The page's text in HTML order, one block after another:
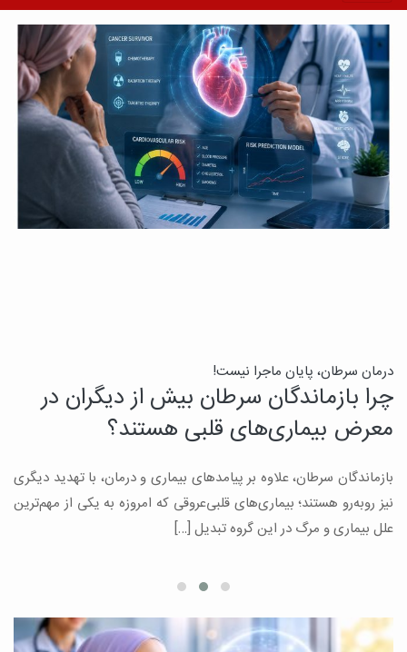
درمان سرطان، پایان ماجرا نیست!
چرا بازماندگان سرطان بیش از دیگران در
معرض بیماری‌های قلبی هستند؟
بازماندگان سرطان، علاوه بر پیامدهای بیماری و درمان، با تهدید دیگری
نیز روبه‌رو هستند؛ بیماری‌های قلبی‌عروقی که امروزه به یکی از مهم‌ترین
علل بیماری و مرگ در این گروه تبدیل […]